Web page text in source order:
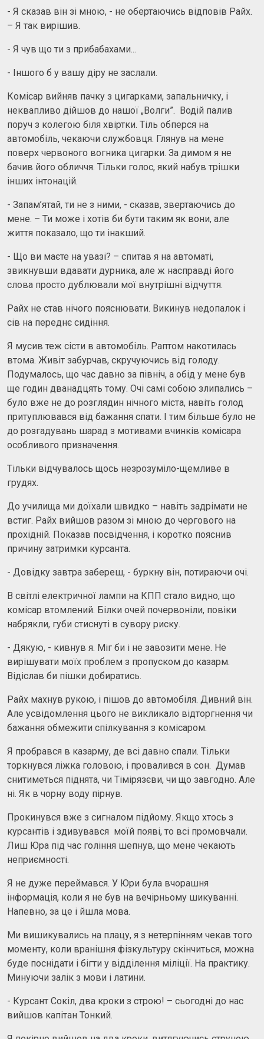
- Я сказав він зі мною, - не обертаючись відповів Райх.
– Я так вирішив.
- Я чув що ти з прибабахами...
- Іншого б у вашу діру не заслали.
Комісар вийняв пачку з цигарками, запальничку, і
неквапливо дійшов до нашої „Волги”. Водій палив
поруч з колегою біля хвіртки. Тіль обперся на
автомобіль, чекаючи службовця. Глянув на мене
поверх червоного вогника цигарки. За димом я не
бачив його обличчя. Тільки голос, який набув трішки
інших інтонацій.
- Запам’ятай, ти не з ними, - сказав, звертаючись до
мене. – Ти може і хотів би бути таким як вони, але
життя показало, що ти інакший.
- Що ви маєте на увазі? – спитав я на автоматі,
звикнувши вдавати дурника, але ж насправді його
слова просто дублювали мої внутрішні відчуття.
Райх не став нічого пояснювати. Викинув недопалок і
сів на переднє сидіння.
Я мусив теж сісти в автомобіль. Раптом накотилась
втома. Живіт забурчав, скручуючись від голоду.
Подумалось, що час давно за північ, а обід у мене був
ще годин дванадцять тому. Очі самі собою злипались –
було вже не до розглядин нічного міста, навіть голод
притуплювався від бажання спати. І тим більше було не
до розгадувань шарад з мотивами вчинків комісара
особливого призначення.
Тільки відчувалось щось незрозуміло-щемливе в
грудях.
До училища ми доїхали швидко – навіть задрімати не
встиг. Райх вийшов разом зі мною до чергового на
прохідній. Показав посвідчення, і коротко пояснив
причину затримки курсанта.
- Довідку завтра забереш, - буркну він, потираючи очі.
В світлі електричної лампи на КПП стало видно, що
комісар втомлений. Білки очей почервоніли, повіки
набрякли, губи стиснуті в сувору риску.
- Дякую, - кивнув я. Міг би і не завозити мене. Не
вирішувати моїх проблем з пропуском до казарм.
Відіслав би пішки добиратись.
Райх махнув рукою, і пішов до автомобіля. Дивний він.
Але усвідомлення цього не викликало відторгнення чи
бажання обмежити спілкування з комісаром.
Я пробрався в казарму, де всі давно спали. Тільки
торкнувся ліжка головою, і провалився в сон. Думав
снитиметься піднята, чи Тімірязєви, чи що завгодно. Але
ні. Як в чорну воду пірнув.
Прокинувся вже з сигналом підйому. Якщо хтось з
курсантів і здивувався моїй появі, то всі промовчали.
Лиш Юра під час гоління шепнув, що мене чекають
неприємності.
Я не дуже переймався. У Юри була вчорашня
інформація, коли я не був на вечірньому шикуванні.
Напевно, за це і йшла мова.
Ми вишикувались на плацу, я з нетерпінням чекав того
моменту, коли вранішня фізкультуру скінчиться, можна
буде поснідати і бігти у відділення міліції. На практику.
Минуючи залік з мови і латини.
- Курсант Сокіл, два кроки з строю! – сьогодні до нас
вийшов капітан Тонкий.